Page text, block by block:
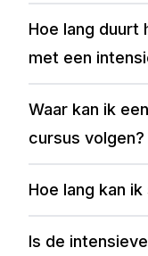
Hoe lang duurt
met een
Waar kan ik
cursus volgen?
Hoe lang kan
Is de